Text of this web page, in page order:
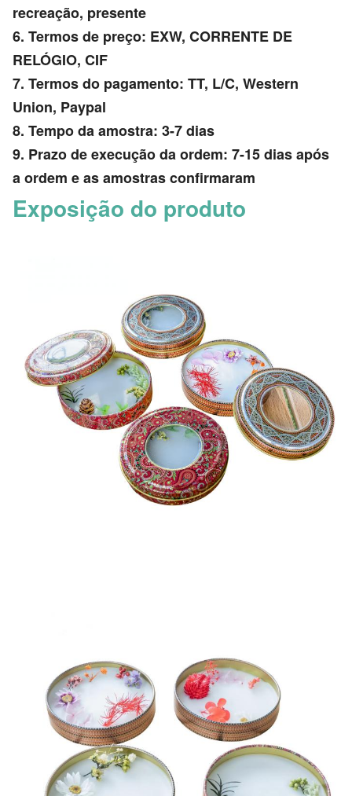
recreação, presente
6. Termos de preço: EXW, CORRENTE DE
RELÓGIO, CIF
7. Termos do pagamento: TT, L/C, Western
Union, Paypal
8. Tempo da amostra: 3-7 dias
9. Prazo de execução da ordem: 7-15 dias após
a ordem e as amostras confirmaram
Exposição do produto